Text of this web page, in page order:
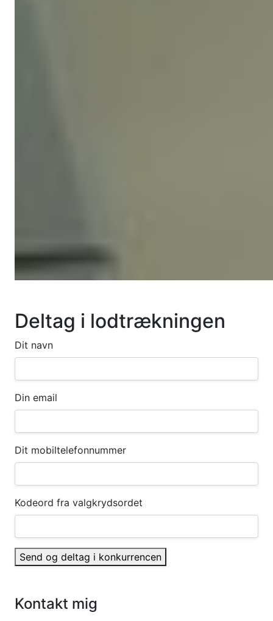
Deltag i lodtrækningen
Dit navn
Din email
Dit mobiltelefonnummer
Kodeord fra valgkrydsordet
Send og deltag i konkurrencen
Kontakt mig